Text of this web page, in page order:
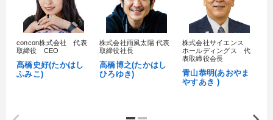
concon株式会社 代表
取締役 CEO
髙橋史好(たかはし
ふみこ)
株式会社雨風太陽 代表
取締役社長
高橋博之(たかはし
ひろゆき)
株式会社サイエンス
ホールディングス 代
表取締役会長
青山恭明(あおやま
やすあき )